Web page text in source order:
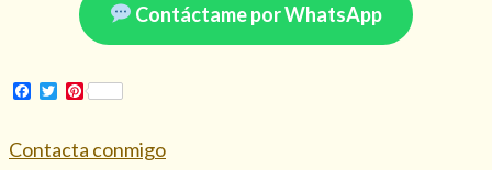
Contáctame por WhatsApp
Facebook
TwitterPinterest
Contacta conmigo